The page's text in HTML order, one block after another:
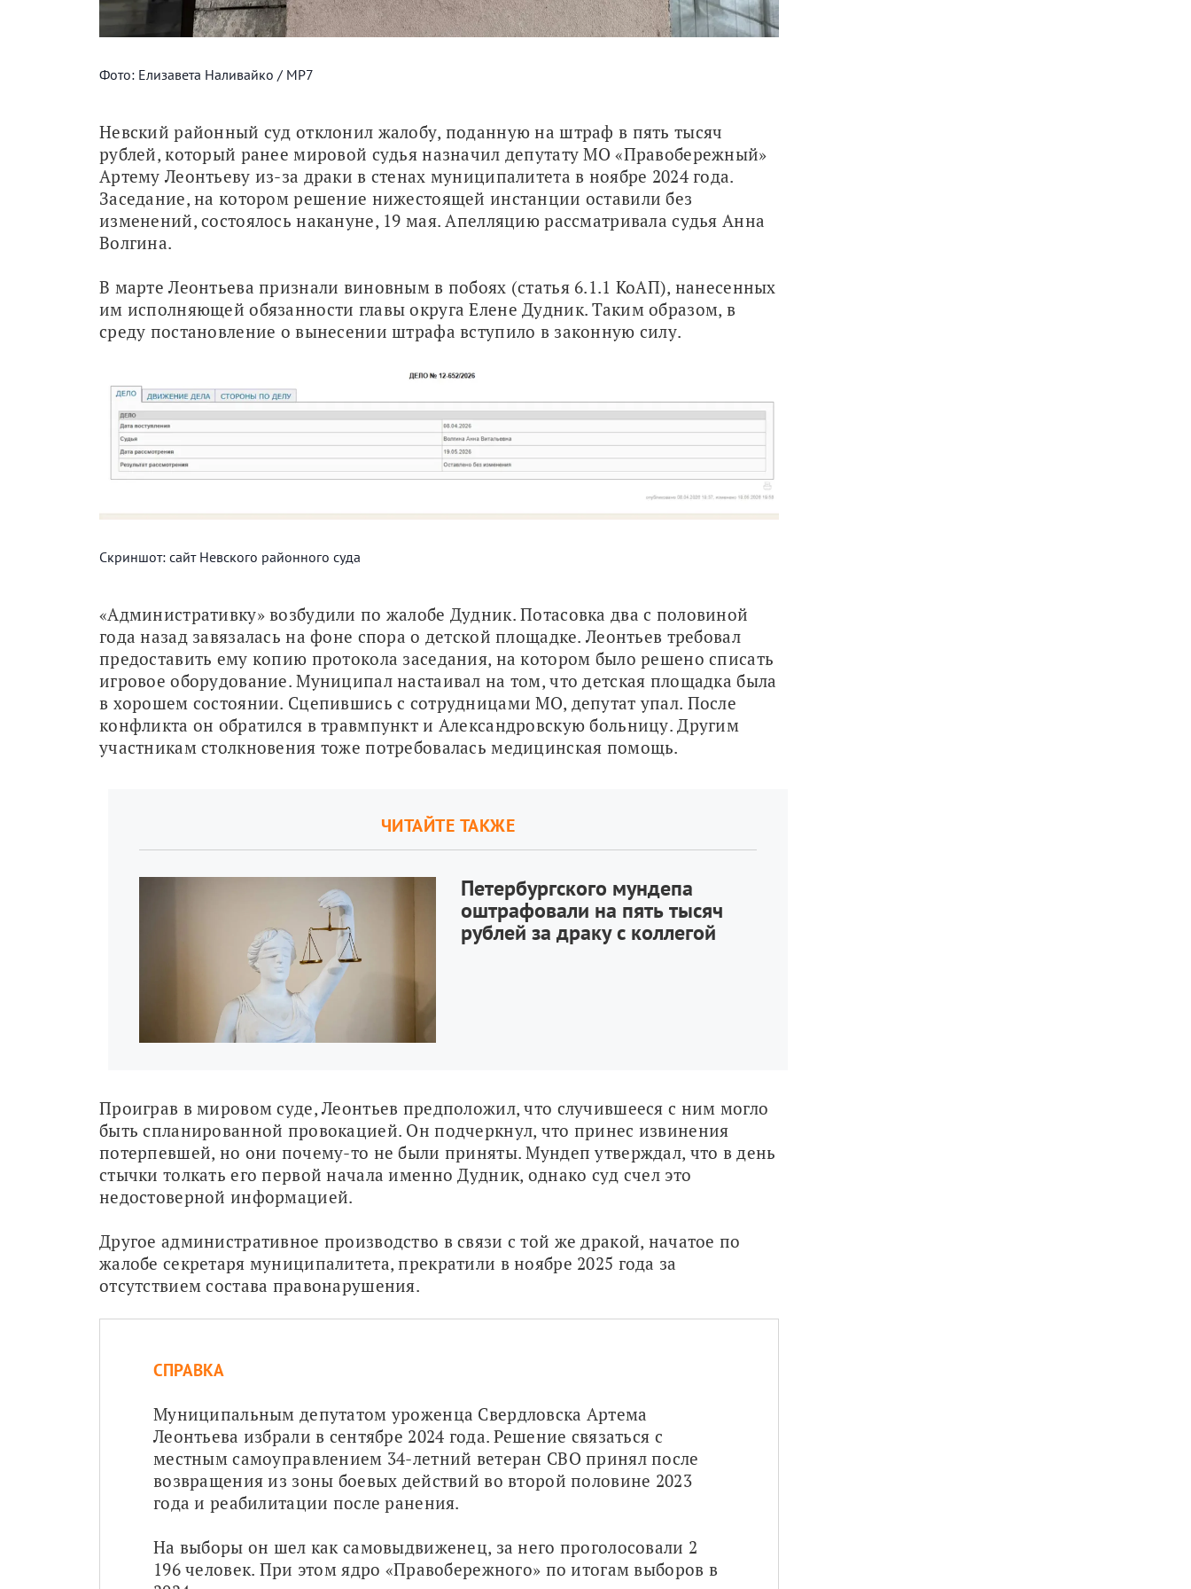
Фото: Елизавета Наливайко / МР7
Невский районный суд отклонил жалобу, поданную на штраф в пять тысяч
рублей, который ранее мировой судья назначил депутату МО «Правобережный»
Артему Леонтьеву из-за драки в стенах муниципалитета в ноябре 2024 года.
Заседание, на котором решение нижестоящей инстанции оставили без
изменений, состоялось накануне, 19 мая. Апелляцию рассматривала судья Анна
Волгина.
В марте Леонтьева признали виновным в побоях (статья 6.1.1 КоАП), нанесенных
им исполняющей обязанности главы округа Елене Дудник. Таким образом, в
среду постановление о вынесении штрафа вступило в законную силу.
Скриншот: сайт Невского районного суда
«Административку» возбудили по жалобе Дудник. Потасовка два с половиной
года назад завязалась на фоне спора о детской площадке. Леонтьев требовал
предоставить ему копию протокола заседания, на котором было решено списать
игровое оборудование. Муниципал настаивал на том, что детская площадка была
в хорошем состоянии. Сцепившись с сотрудницами МО, депутат упал. После
конфликта он обратился в травмпункт и Александровскую больницу. Другим
участникам столкновения тоже потребовалась медицинская помощь.
ЧИТАЙТЕ ТАКЖЕ
Петербургского мундепа
оштрафовали на пять тысяч
рублей за драку с коллегой
Проиграв в мировом суде, Леонтьев предположил, что случившееся с ним могло
быть спланированной провокацией. Он подчеркнул, что принес извинения
потерпевшей, но они почему-то не были приняты. Мундеп утверждал, что в день
стычки толкать его первой начала именно Дудник, однако суд счел это
недостоверной информацией.
Другое административное производство в связи с той же дракой, начатое по
жалобе секретаря муниципалитета, прекратили в ноябре 2025 года за
отсутствием состава правонарушения.
СПРАВКА
Муниципальным депутатом уроженца Свердловска Артема
Леонтьева избрали в сентябре 2024 года. Решение связаться с
местным самоуправлением 34-летний ветеран СВО принял после
возвращения из зоны боевых действий во второй половине 2023
года и реабилитации после ранения.
На выборы он шел как самовыдвиженец, за него проголосовали 2
196 человек. При этом ядро «Правобережного» по итогам выборов в